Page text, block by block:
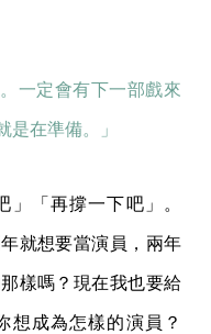
一定會有下一部戲來
是在準備。」
「再撐一下吧」。
就想要當演員，兩年
樣嗎？現在我也要給
想成為怎樣的演員？